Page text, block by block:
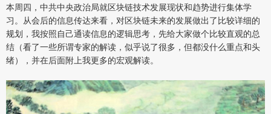
本周四，中共中央政治局就区块链技术发展现状和趋势进行集体学
习。从会后的信息传达来看，对区块链未来的发展做出了比较详细的
规划，我按照自己通读信息的逻辑思考，先给大家做个比较直观的总
结（看了一些所谓专家的解读，似乎说了很多，但都没什么重点和头
绪），并在后面附上我更多的宏观解读。